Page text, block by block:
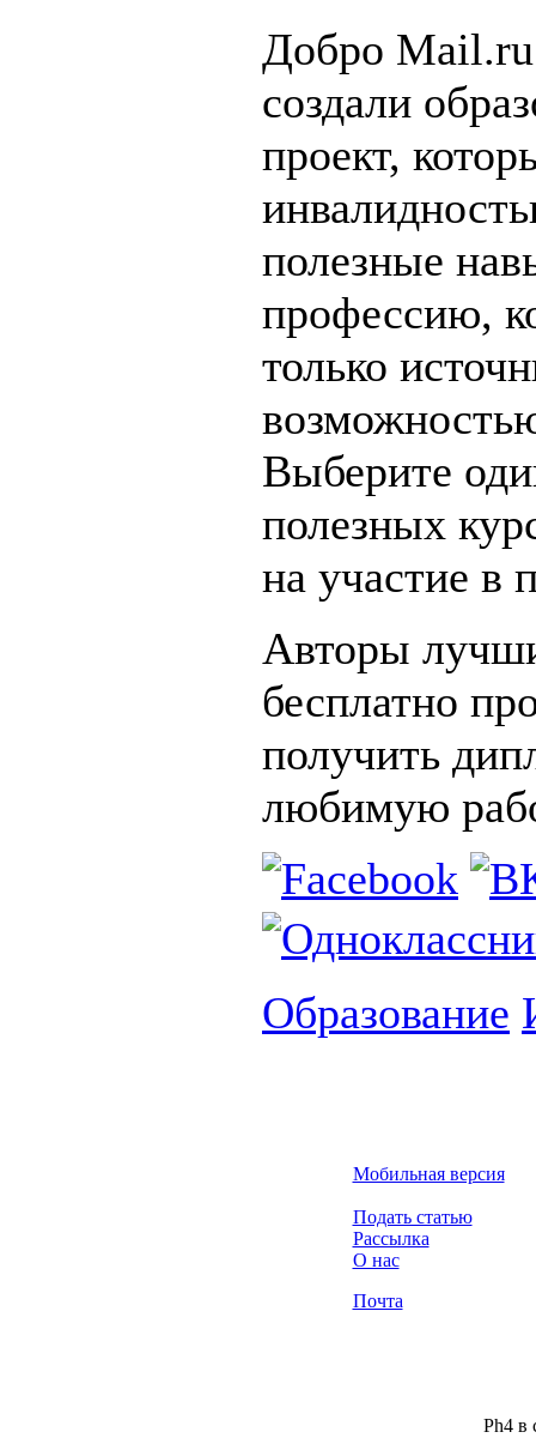
Добро Mail.ru
создали
проект,
полезные
профессию,
только
Выберите
полезных
на участие в
Авторы
бесплатно
получить
любимую
Образование
Мобильная версия
Подать статью
Рассылка
О нас
Почта
Ph4 в